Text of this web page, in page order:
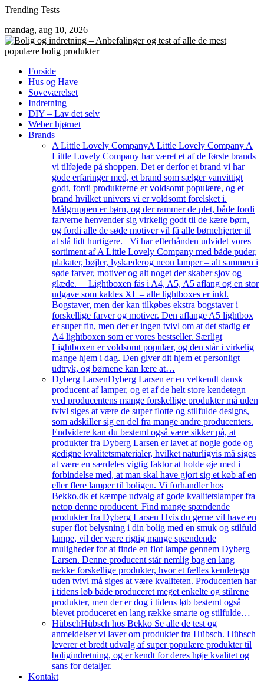
Skip
content
Trending Tests
mandag, aug 10, 2026
Forside
Hus og Have
Soveværelset
Indretning
DIY – Lav det selv
Weber hjørnet
Brands
A Little Lovely CompanyA Little Lovely Company A
Little Lovely Company har været et af de første brands
vi tilføjede på shoppen. Det er derfor et brand vi har
gode erfaringer med, et brand som sælger vanvittigt
godt, fordi produkterne er voldsomt populære, og et
brand hvilket univers vi er voldsomt forelsket i.
Målgruppen er børn, og der rammer de plet, både fordi
farverne henvender sig virkelig godt til de kære børn,
og fordi alle de søde motiver vil få alle børnehjerter til
at slå lidt hurtigere. Vi har efterhånden udvidet vores
sortiment af A Little Lovely Company med både puder,
plakater, bøjler, lyskæderog neon lamper – alt sammen i
søde farver, motiver og alt noget der skaber sjov og
glæde. Lightboxen fås i A4, A5, A5 aflang og en stor
udgave som kaldes XL – alle lightboxes er inkl.
Bogstaver, men der kan tilkøbes ekstra bogstaver i
forskellige farver og motiver. Den aflange A5 lightbox
er super fin, men der er ingen tvivl om at det stadig er
A4 lightboxen som er vores bestseller. Særligt
Lightboxen er voldsomt populær, og den står i virkelig
mange hjem i dag. Den giver dit hjem et personligt
udtryk, og børnene kan lære at…
Dyberg LarsenDyberg Larsen er en velkendt dansk
producent af lamper, og et af de helt store kendetegn
ved producentens mange forskellige produkter må uden
tvivl siges at være de super flotte og stilfulde designs,
som adskiller sig en del fra mange andre producenters.
Endvidere kan du bestemt også være sikker på, at
produkter fra Dyberg Larsen er lavet af nogle gode og
gedigne kvalitetsmaterialer, hvilket naturligvis må siges
at være en særdeles vigtig faktor at holde øje med i
forbindelse med, at man skal have gjort sig et køb af en
eller flere lamper til boligen. Vi forhandler hos
Bekko.dk et kæmpe udvalg af gode kvalitetslamper fra
netop denne producent. Find mange spændende
produkter fra Dyberg Larsen Hvis du gerne vil have en
super flot belysning i din bolig med en smuk og stilfuld
lampe, vil der være rigtig mange spændende
muligheder for at finde en flot lampe gennem Dyberg
Larsen. Denne producent står nemlig bag en lang
række forskellige produkter, hvor et fælles kendetegn
uden tvivl må siges at være kvaliteten. Producenten har
i tidens løb både produceret meget enkelte og stilrene
produkter, men der er dog i tidens løb bestemt også
blevet produceret en lang række smarte og stilfulde…
HübschHübsch hos Bekko Se alle de test og
anmeldelser vi laver om produkter fra Hübsch. Hübsch
leverer et bredt udvalg af super populære produkter til
boligindretning, og er kendt for deres høje kvalitet og
sans for detaljer.
Kontakt